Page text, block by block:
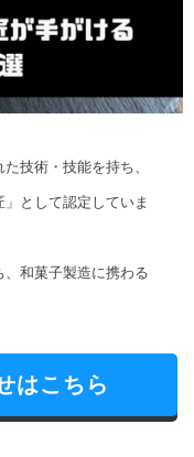
技術・技能を持ち、
として認定していま
和菓子製造に携わる
はこちら